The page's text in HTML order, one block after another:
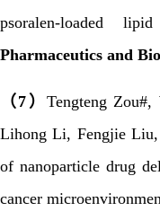
psoralen-loaded
Pharmaceutics and
（ 7 ） Tengteng Zou#,
Lihong Li, Fengjie Liu,
of nanoparticle drug
cancer